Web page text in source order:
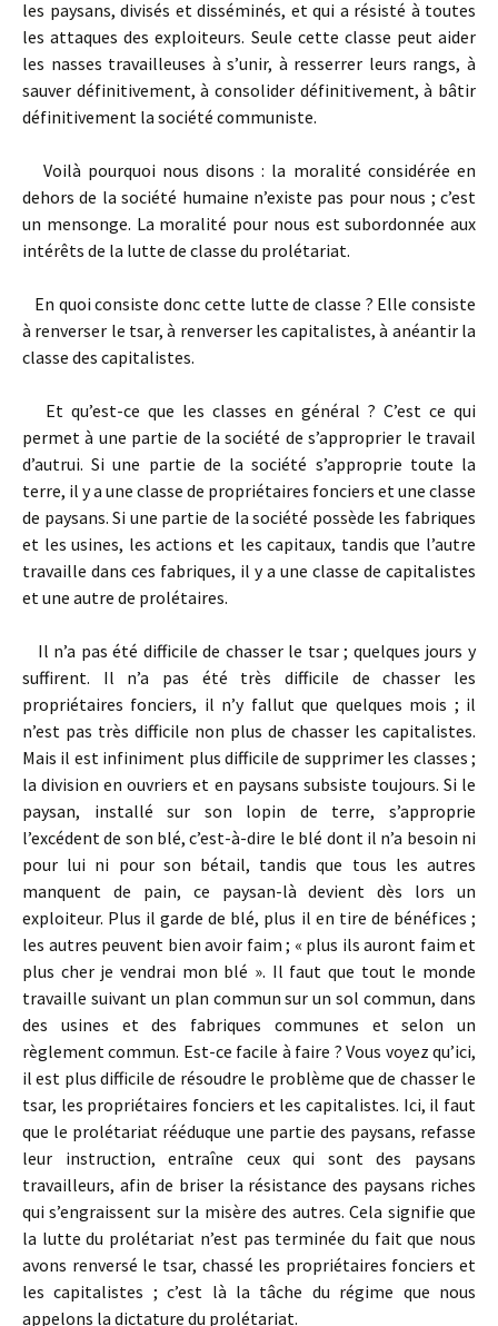
les paysans, divisés et disséminés, et qui a résisté à toutes
les attaques des exploiteurs. Seule cette classe peut aider
les nasses travailleuses à s’unir, à resserrer leurs rangs, à
sauver définitivement, à consolider définitivement, à bâtir
définitivement la société communiste.
Voilà pourquoi nous disons : la moralité considérée en
dehors de la société humaine n’existe pas pour nous ; c’est
un mensonge. La moralité pour nous est subordonnée aux
intérêts de la lutte de classe du prolétariat.
En quoi consiste donc cette lutte de classe ? Elle consiste
à renverser le tsar, à renverser les capitalistes, à anéantir la
classe des capitalistes.
Et qu’est-ce que les classes en général ? C’est ce qui
permet à une partie de la société de s’approprier le travail
d’autrui. Si une partie de la société s’approprie toute la
terre, il y a une classe de propriétaires fonciers et une classe
de paysans. Si une partie de la société possède les fabriques
et les usines, les actions et les capitaux, tandis que l’autre
travaille dans ces fabriques, il y a une classe de capitalistes
et une autre de prolétaires.
Il n’a pas été difficile de chasser le tsar ; quelques jours y
suffirent. Il n’a pas été très difficile de chasser les
propriétaires fonciers, il n’y fallut que quelques mois ; il
n’est pas très difficile non plus de chasser les capitalistes.
Mais il est infiniment plus difficile de supprimer les classes ;
la division en ouvriers et en paysans subsiste toujours. Si le
paysan, installé sur son lopin de terre, s’approprie
l’excédent de son blé, c’est-à-dire le blé dont il n’a besoin ni
pour lui ni pour son bétail, tandis que tous les autres
manquent de pain, ce paysan-là devient dès lors un
exploiteur. Plus il garde de blé, plus il en tire de bénéfices ;
les autres peuvent bien avoir faim ; « plus ils auront faim et
plus cher je vendrai mon blé ». Il faut que tout le monde
travaille suivant un plan commun sur un sol commun, dans
des usines et des fabriques communes et selon un
règlement commun. Est-ce facile à faire ? Vous voyez qu’ici,
il est plus difficile de résoudre le problème que de chasser le
tsar, les propriétaires fonciers et les capitalistes. Ici, il faut
que le prolétariat rééduque une partie des paysans, refasse
leur instruction, entraîne ceux qui sont des paysans
travailleurs, afin de briser la résistance des paysans riches
qui s’engraissent sur la misère des autres. Cela signifie que
la lutte du prolétariat n’est pas terminée du fait que nous
avons renversé le tsar, chassé les propriétaires fonciers et
les capitalistes ; c’est là la tâche du régime que nous
appelons la dictature du prolétariat.